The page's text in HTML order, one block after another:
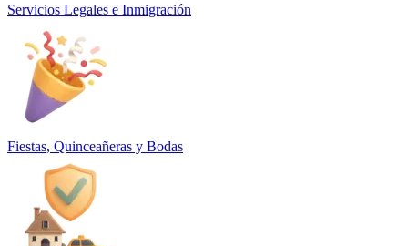
Servicios Legales e Inmigración
Fiestas, Quinceañeras y Bodas